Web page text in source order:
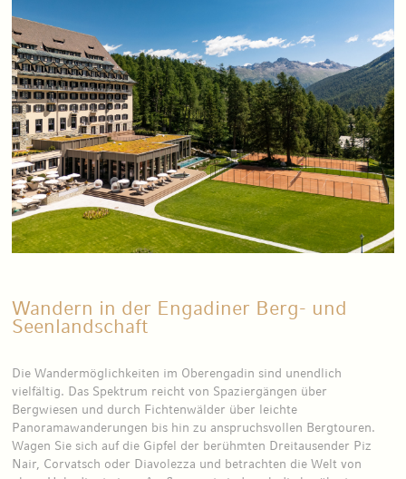
Wandern in der Engadiner Berg- und
Seenlandschaft
Die Wandermöglichkeiten im Oberengadin sind unendlich
vielfältig. Das Spektrum reicht von Spaziergängen über
Bergwiesen und durch Fichtenwälder über leichte
Panoramawanderungen bis hin zu anspruchsvollen Bergtouren.
Wagen Sie sich auf die Gipfel der berühmten Dreitausender Piz
Nair, Corvatsch oder Diavolezza und betrachten die Welt von